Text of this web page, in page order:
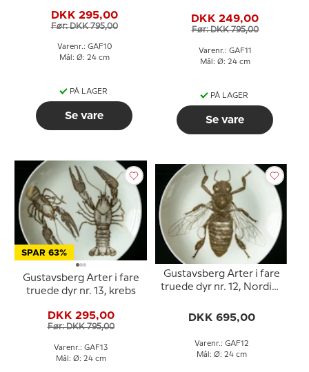
DKK 295,00
Før: DKK 795,00
Varenr.: GAF10
Mål: Ø: 24 cm
PÅ LAGER
Se vare
DKK 249,00
Før: DKK 795,00
Varenr.: GAF11
Mål: Ø: 24 cm
PÅ LAGER
Se vare
SPAR 63%
Gustavsberg Arter i fare
truede dyr nr. 13, krebs
DKK 295,00
Før: DKK 795,00
Varenr.: GAF13
Mål: Ø: 24 cm
Gustavsberg Arter i fare
truede dyr nr. 12, Nordisk
DKK 695,00
Varenr.: GAF12
Mål: Ø: 24 cm